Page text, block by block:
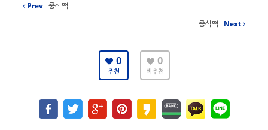
Prev 중식떡
중식떡
Next
0
추천
0
비추천